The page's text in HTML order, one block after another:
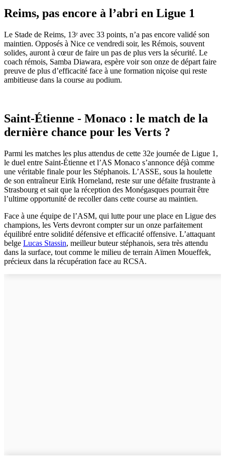
Reims, pas encore à l’abri en Ligue 1
Le Stade de Reims, 13ᵉ avec 33 points, n’a pas encore validé son
maintien. Opposés à Nice ce vendredi soir, les Rémois, souvent
solides, auront à cœur de faire un pas de plus vers la sécurité. Le
coach rémois, Samba Diawara, espère voir son onze de départ faire
preuve de plus d’efficacité face à une formation niçoise qui reste
ambitieuse dans la course au podium.
Saint-Étienne - Monaco : le match de la
dernière chance pour les Verts ?
Parmi les matches les plus attendus de cette 32e journée de Ligue 1,
le duel entre Saint-Étienne et l’AS Monaco s’annonce déjà comme
une véritable finale pour les Stéphanois. L’ASSE, sous la houlette
de son entraîneur Eirik Horneland, reste sur une défaite frustrante à
Strasbourg et sait que la réception des Monégasques pourrait être
l’ultime opportunité de recoller dans cette course au maintien.
Face à une équipe de l’ASM, qui lutte pour une place en Ligue des
champions, les Verts devront compter sur un onze parfaitement
équilibré entre solidité défensive et efficacité offensive. L’attaquant
belge Lucas Stassin, meilleur buteur stéphanois, sera très attendu
dans la surface, tout comme le milieu de terrain Aïmen Moueffek,
précieux dans la récupération face au RCSA.